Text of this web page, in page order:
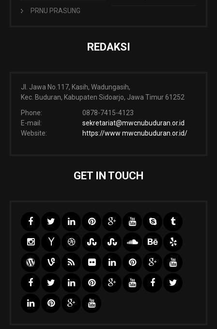
PRNU PRASUNG
REDAKSI
Jl. Jawa No.117, Kasih, Wadungasih,
Kec. Buduran, Kabupaten Sidoarjo, Jawa Timur 61252
Phone:
0878-7415-4123
E-mail:
sekretariat@mwcnubuduran.or.id
Website:
https://www mwcnubuduran.or.id/
GET IN TOUCH